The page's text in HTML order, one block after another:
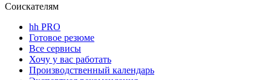
Соискателям
hh PRO
Готовое резюме
Все сервисы
Хочу у вас работать
Производственный календарь